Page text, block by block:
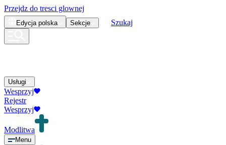
Przejdz do tresci glownej
Edycja polska Sekcje Szukaj
Usługi
Wesprzyj
Rejestr
Wesprzyj
Modlitwa
Menu